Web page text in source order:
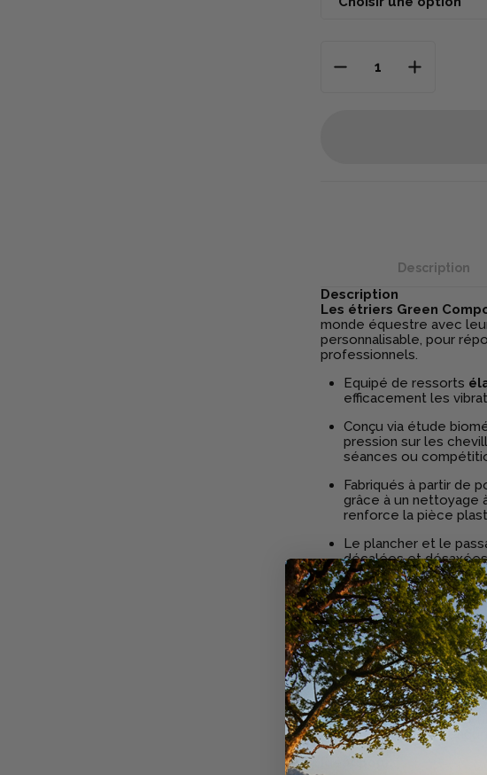
Description
Description
Les étriers Green
monde équestre avec
personnalisable, pour
professionnels.
Equipé de ressorts
efficacement les
Conçu via étude
pression sur les
séances ou
Fabriqués à partir de
grâce à un nettoyage
renforce la pièce
Le plancher et le
décalées et désaxées
connexion avec le
Ultra‑Gripintègre des
accroche très forte
Leplancher incliné
en saut. Disponible
des pieds. Certains
extra large
Adaptable aux
version junior et
Idéal pour